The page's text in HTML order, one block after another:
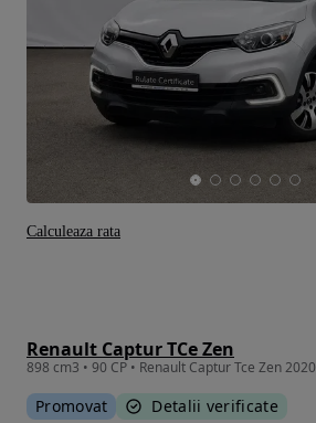
Renault Captur TCe Zen
898 cm3 • 90 CP • Renault Captur Tce Zen 2020
Promovat Detalii verificate
Calculeaza rata